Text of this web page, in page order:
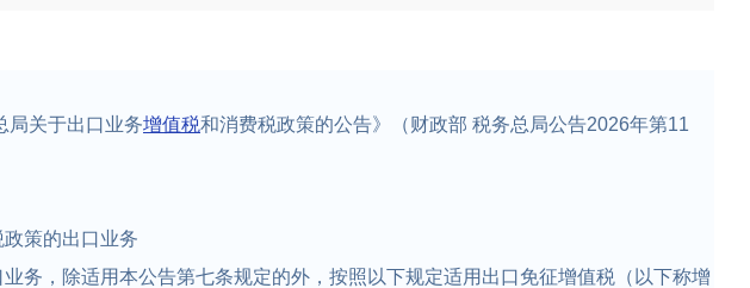
局关于出口业务增值税和消费税政策的公告》（财政部 税务总局公告2026年第11
策的出口业务
务，除适用本公告第七条规定的外，按照以下规定适用出口免征增值税（以下称增